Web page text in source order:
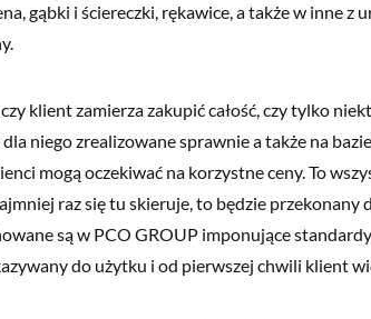
gąbki i ściereczki, rękawice, a także w inne z
klient zamierza zakupić całość, czy tylko
dla niego zrealizowane sprawnie a także na
mogą oczekiwać na korzystne ceny. To
raz się tu skieruje, to będzie przekonany
są w PCO GROUP imponujące
do użytku i od pierwszej chwili klient